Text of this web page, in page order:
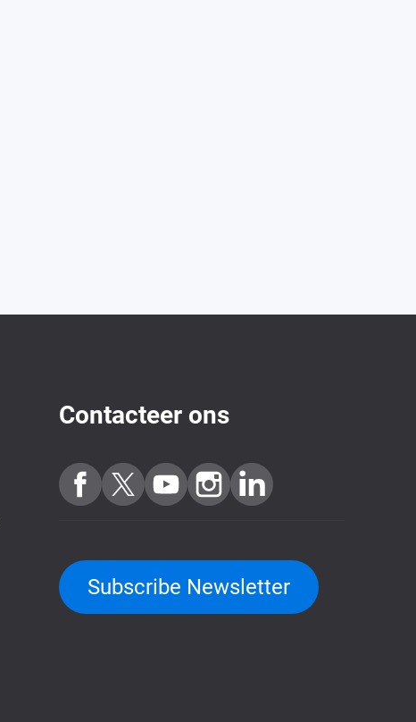
Contacteer ons
Subscribe Newsletter